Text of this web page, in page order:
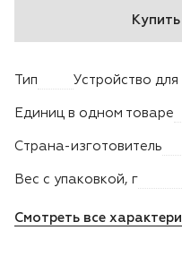
Аксессуары
Снегоотбрасыватели
Садовые ножницы
Тип Устройство
Единиц в одном товаре
Страна-изготовитель
Вес с упаковкой, г
Смотреть все